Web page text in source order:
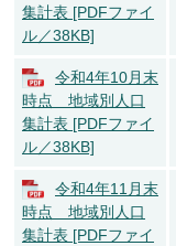
集計表 [PDFファイ
ル／38KB]
令和4年10月末
時点 地域別人口
集計表 [PDFファイ
ル／38KB]
令和4年11月末
時点 地域別人口
集計表 [PDFファイ